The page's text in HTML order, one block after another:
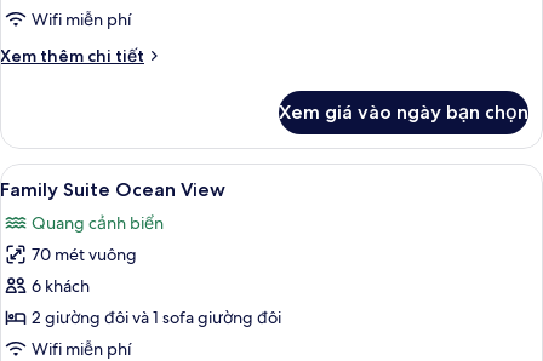
Wifi miễn phí
Xem thêm chi tiết
Chi
Family
Suite
Oceanfront
Xem giá vào ngày bạn chọn
Xem
tất
cả
ảnh
Family
Suite
Ocean
Bộ đồ giường kháng dị ứng, chăn
6
Family Suite Ocean View
Quang cảnh biển
70 mét vuông
6 khách
2 giường đôi và 1 sofa giường đôi
Wifi miễn phí